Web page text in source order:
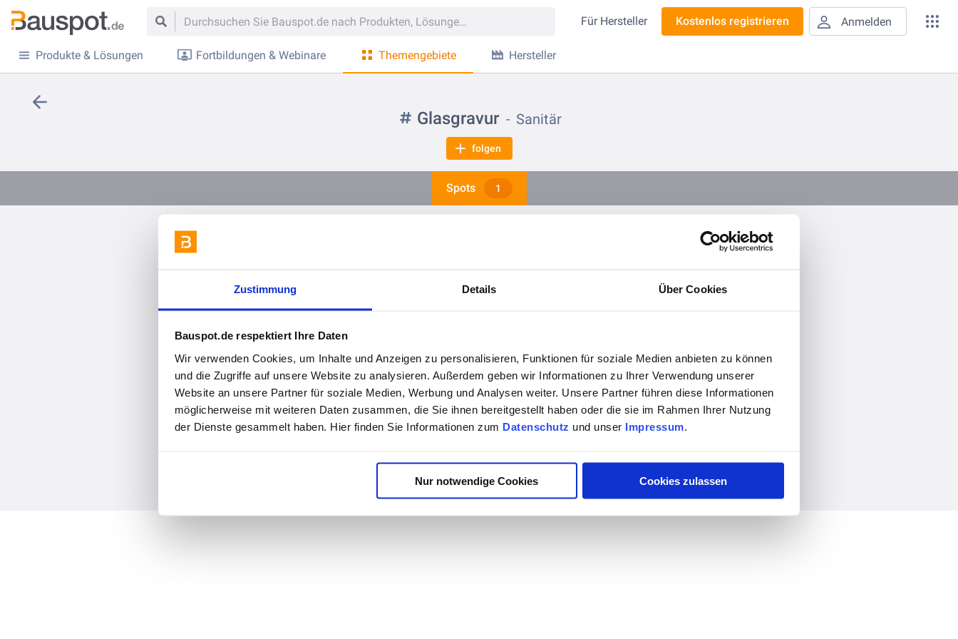
Zustimmung Details Über Cookies
Bauspot.de respektiert Ihre Daten
Wir verwenden Cookies, um Inhalte und Anzeigen zu personalisieren, Funktionen für soziale Medien anbieten zu können
und die Zugriffe auf unsere Website zu analysieren. Außerdem geben wir Informationen zu Ihrer Verwendung unserer
Website an unsere Partner für soziale Medien, Werbung und Analysen weiter. Unsere Partner führen diese Informationen
möglicherweise mit weiteren Daten zusammen, die Sie ihnen bereitgestellt haben oder die sie im Rahmen Ihrer Nutzung
der Dienste gesammelt haben. Hier finden Sie Informationen zum Datenschutz und unser Impressum.
Nur notwendige Cookies Cookies zulassen
Für Hersteller Kostenlos registrieren Anmelden
Produkte & Lösungen Fortbildungen & Webinare Themengebiete Hersteller
Glasgravur Sanitär
folgen
Spots 1